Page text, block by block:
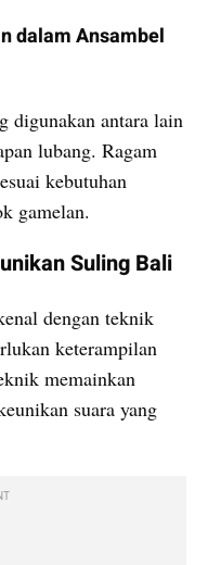
dalam Ansambel
digunakan antara lain
lubang. Ragam
kebutuhan
gamelan.
Suling Bali
dengan teknik
keterampilan
memainkan
suara yang